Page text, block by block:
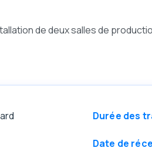
de deux salles de
Durée des
Date de